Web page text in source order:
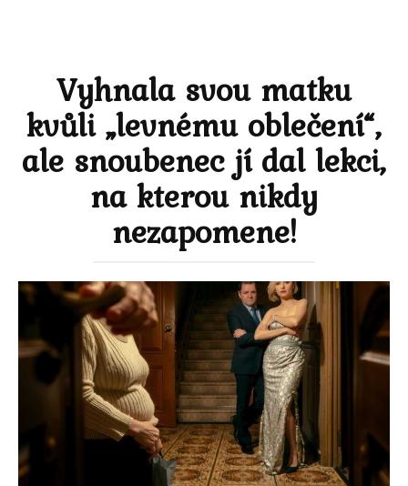
Vyhnala svou matku
kvůli „levnému oblečení“,
ale snoubenec jí dal lekci,
na kterou nikdy
nezapomene!